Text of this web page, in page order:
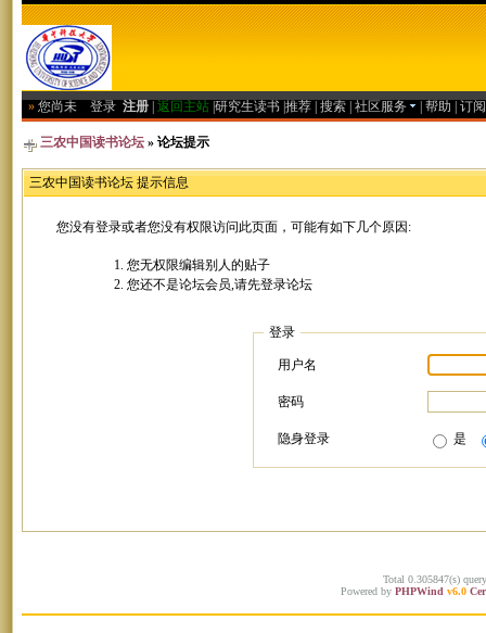
» 您尚未 登录 注册 返回主站 研究生读书 推荐 搜索 社区服务 帮助 订
三农中国读书论坛 » 论坛提示
三农中国读书论坛 提示信息
您没有登录或者您没有权限访问此页面，可能有如下几个原因:
您无权限编辑别人的贴子
您还不是论坛会员,请先登录论坛
登录
用户名
密码
隐身登录 是
Total 0.305847(s)
Powered by PHPWind v6.0